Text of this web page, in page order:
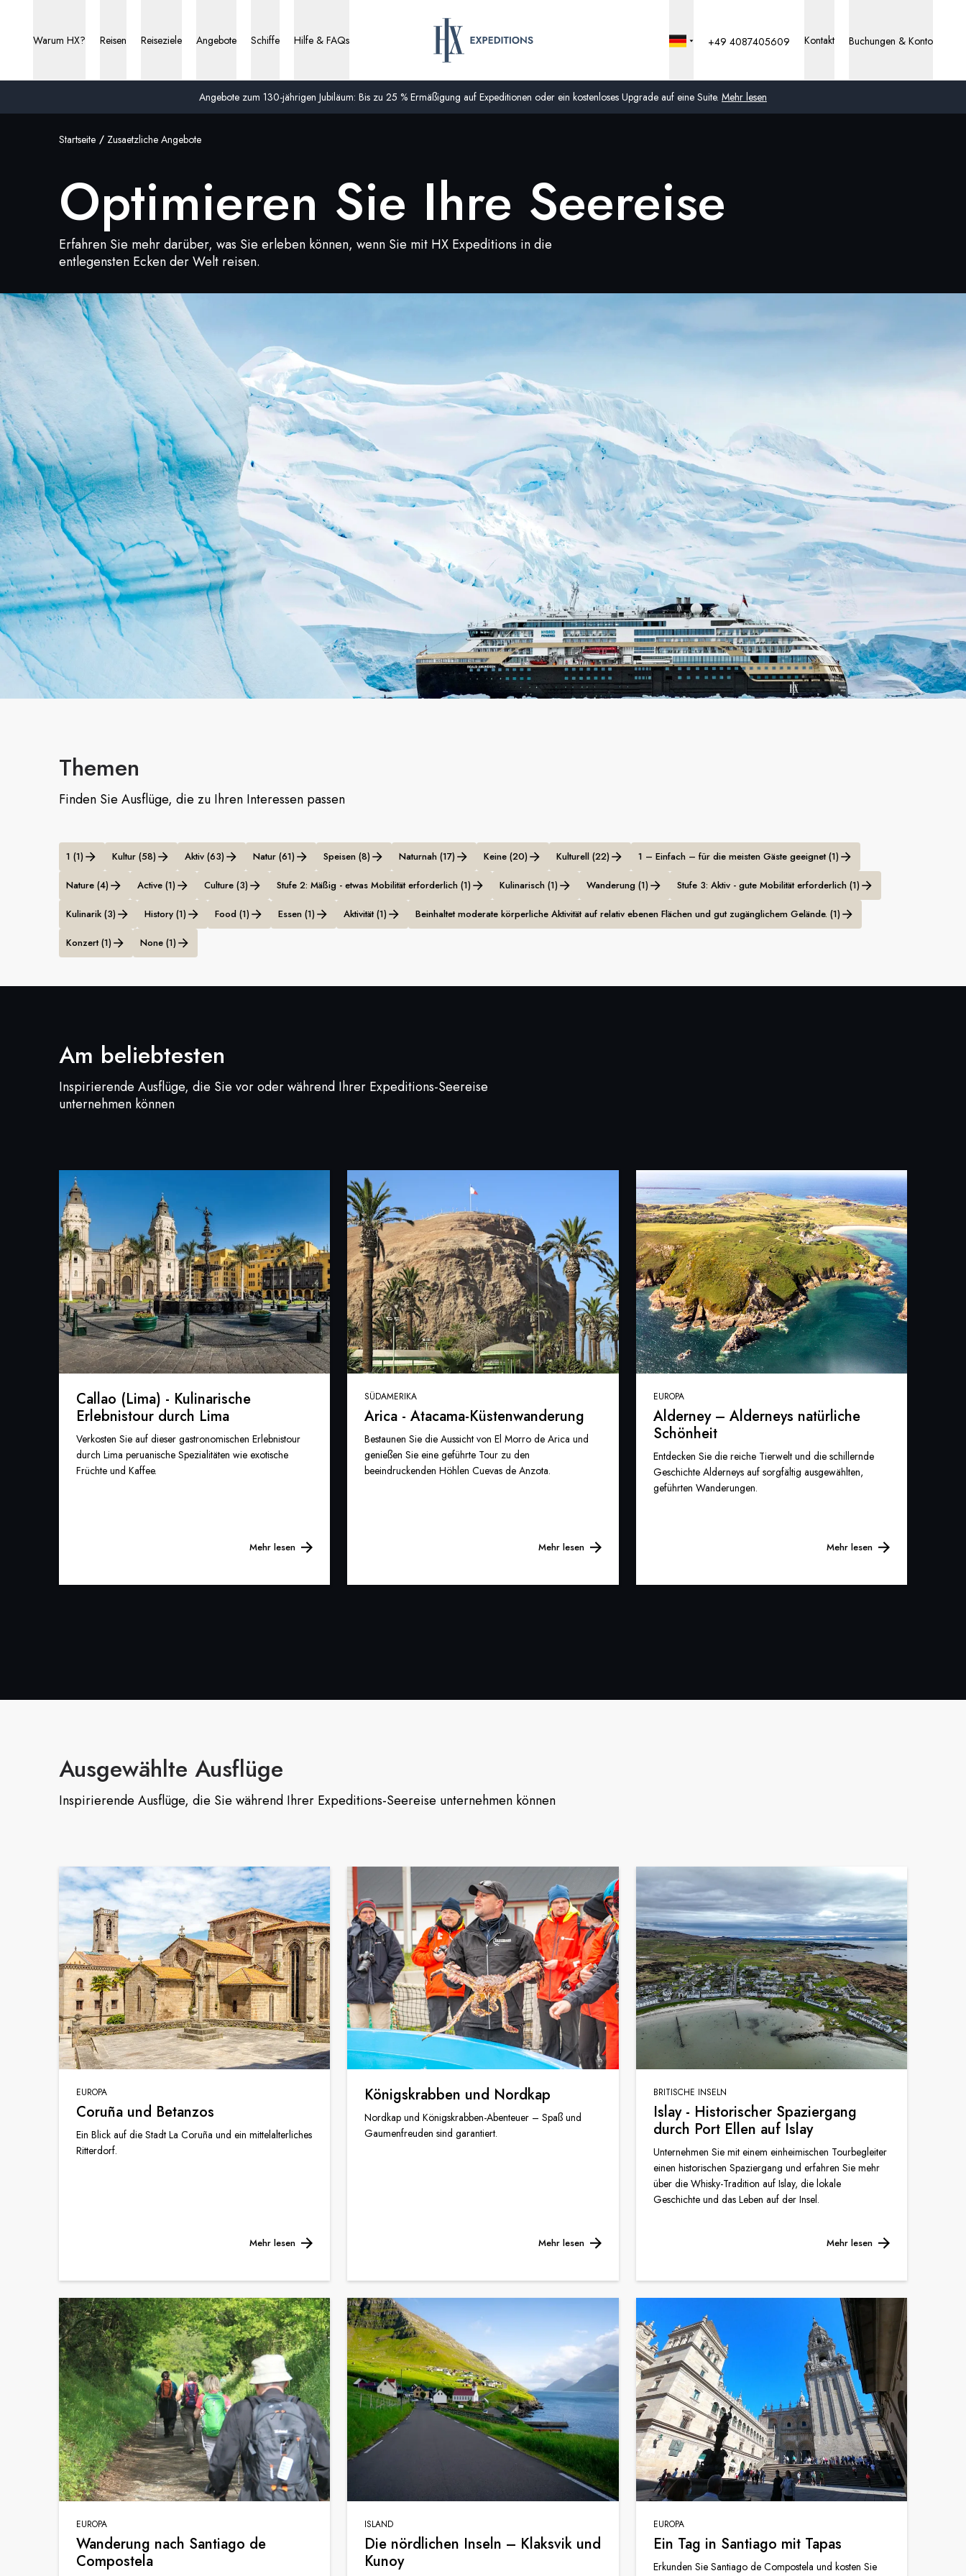
Angebote zum 130-jährigen Jubiläum: Bis zu 25 % Ermäßigung auf Expeditionen oder ein kostenloses Upgrade auf eine Suite. Mehr lesen
Warum HX? Reisen Reiseziele Angebote Schiffe Hilfe & FAQs
Deutschland
Dänemark
+49 4087405609 Kontakt Buchungen & Konto
Startseite Zusaetzliche Angebote
Optimieren Sie Ihre Seereise
Erfahren Sie mehr darüber, was Sie erleben können, wenn Sie mit HX Expeditions in die
entlegensten Ecken der Welt reisen.
Themen
Finden Sie Ausflüge, die zu Ihren Interessen passen
1 (1) Kultur (58) Aktiv (63) Natur (61) Speisen (8) Naturnah (17) Keine (20) Kulturell (22) 1 – Einfach – für die meisten Gäste geeignet (1)
Nature (4) Active (1) Culture (3) Stufe 2: Mäßig - etwas Mobilität erforderlich (1) Kulinarisch (1) Wanderung (1) Stufe 3: Aktiv - gute Mobilität erforderlich (1)
Kulinarik (3) History (1) Food (1) Essen (1) Aktivität (1) Beinhaltet moderate körperliche Aktivität auf relativ ebenen Flächen und gut zugänglichem Gelände. (1)
Konzert (1) None (1)
Am beliebtesten
Inspirierende Ausflüge, die Sie vor oder während Ihrer Expeditions-Seereise
unternehmen können
Callao (Lima) - Kulinarische
Erlebnistour durch Lima
Verkosten Sie auf dieser gastronomischen Erlebnistour
durch Lima peruanische Spezialitäten wie exotische
Früchte und Kaffee.
Mehr lesen
SÜDAMERIKA
Arica - Atacama-Küstenwanderung
Bestaunen Sie die Aussicht von El Morro de Arica und
genießen Sie eine geführte Tour zu den
beeindruckenden Höhlen Cuevas de Anzota.
Mehr lesen
EUROPA
Alderney – Alderneys natürliche
Schönheit
Entdecken Sie die reiche Tierwelt und die schillernde
Geschichte Alderneys auf sorgfältig ausgewählten,
geführten Wanderungen.
Mehr lesen
Ausgewählte Ausflüge
Inspirierende Ausflüge, die Sie während Ihrer Expeditions-Seereise unternehmen können
EUROPA
Coruña und Betanzos
Ein Blick auf die Stadt La Coruña und ein mittelalterliches
Ritterdorf.
Mehr lesen
Königskrabben und Nordkap
Nordkap und Königskrabben-Abenteuer – Spaß und
Gaumenfreuden sind garantiert.
Mehr lesen
BRITISCHE INSELN
Islay - Historischer Spaziergang
durch Port Ellen auf Islay
Unternehmen Sie mit einem einheimischen Tourbegleiter
einen historischen Spaziergang und erfahren Sie mehr
über die Whisky-Tradition auf Islay, die lokale
Geschichte und das Leben auf der Insel.
Mehr lesen
EUROPA
Wanderung nach Santiago de
Compostela
ISLAND
Die nördlichen Inseln – Klaksvik und
Kunoy
EUROPA
Ein Tag in Santiago mit Tapas
Erkunden Sie Santiago de Compostela und kosten Sie